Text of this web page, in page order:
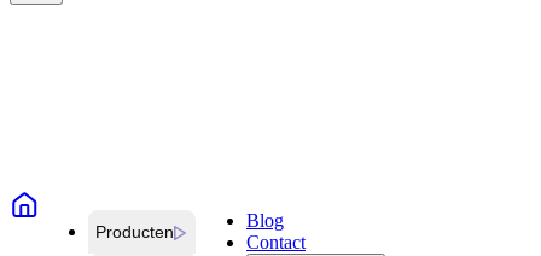
Producten
Blog
Contact